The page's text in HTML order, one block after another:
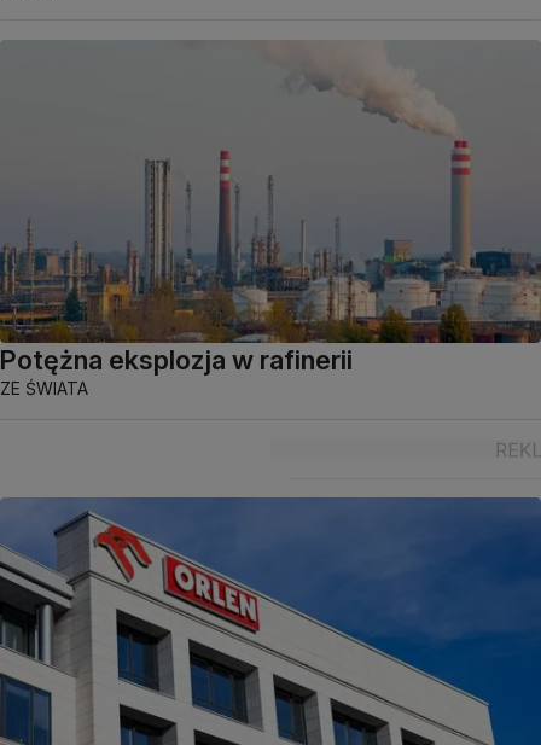
Potężna eksplozja w rafinerii
ZE ŚWIATA